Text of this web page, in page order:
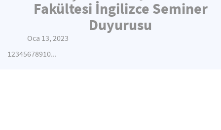
Fakültesi İngilizce Seminer
Duyurusu
Oca 13, 2023
12345678910...